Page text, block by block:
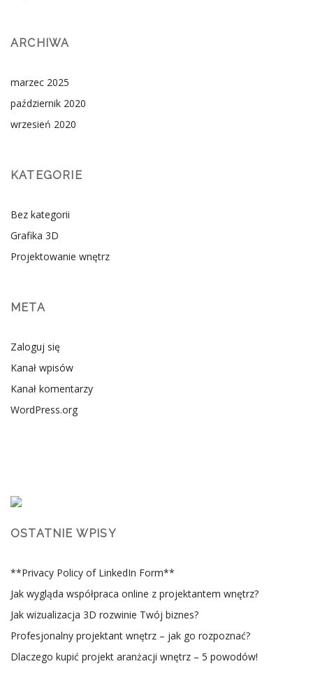
ARCHIWA
marzec 2025
październik 2020
wrzesień 2020
KATEGORIE
Bez kategorii
Grafika 3D
Projektowanie wnętrz
META
Zaloguj się
Kanał wpisów
Kanał komentarzy
WordPress.org
OSTATNIE WPISY
**Privacy Policy of LinkedIn Form**
Jak wygląda współpraca online z projektantem wnętrz?
Jak wizualizacja 3D rozwinie Twój biznes?
Profesjonalny projektant wnętrz – jak go rozpoznać?
Dlaczego kupić projekt aranżacji wnętrz – 5 powodów!